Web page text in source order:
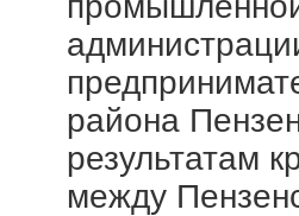
района
результатам
между